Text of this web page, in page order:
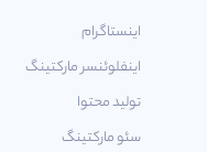
اینستاگرام
اینفلوئنسر مارکتینگ
تولید محتوا
سئو مارکتینگ